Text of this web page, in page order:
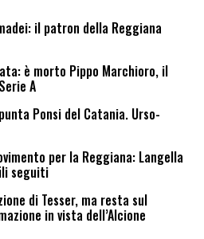
il patron della Reggiana
è morto Pippo Marchioro, il
A
Ponsi del Catania. Urso-
per la Reggiana: Langella
seguiti
di Tesser, ma resta sul
in vista dell’Alcione